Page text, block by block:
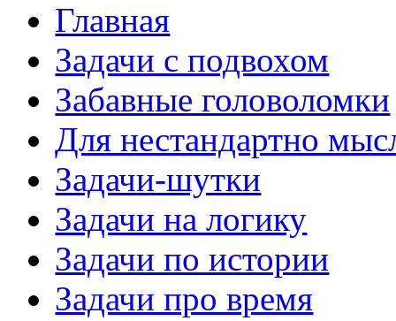
Главная
Задачи с подвохом
Забавные головоломки
Для нестандартно
Задачи-шутки
Задачи на логику
Задачи по истории
Задачи про время